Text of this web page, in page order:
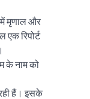
में मृणाल और
रिपोर्ट
के नाम को
हैं। इसके